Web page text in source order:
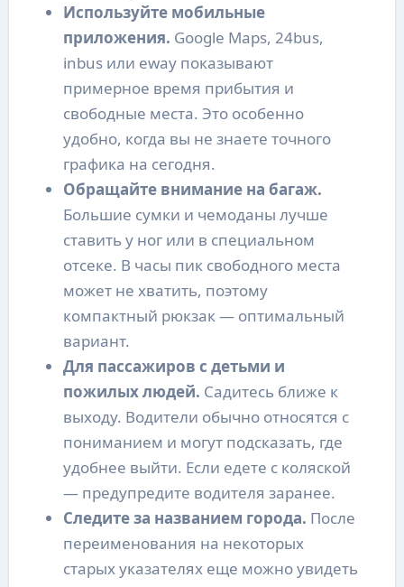
Используйте мобильные
приложения. Google Maps, 24bus,
inbus или eway показывают
примерное время прибытия и
свободные места. Это особенно
удобно, когда вы не знаете точного
графика на сегодня.
Обращайте внимание на багаж.
Большие сумки и чемоданы лучше
ставить у ног или в специальном
отсеке. В часы пик свободного места
может не хватить, поэтому
компактный рюкзак — оптимальный
вариант.
Для пассажиров с детьми и
пожилых людей. Садитесь ближе к
выходу. Водители обычно относятся с
пониманием и могут подсказать, где
удобнее выйти. Если едете с коляской
— предупредите водителя заранее.
Следите за названием города. После
переименования на некоторых
старых указателях еще можно увидеть